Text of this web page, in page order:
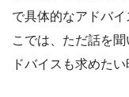
で具体的なアドバ
こでは、ただ話を
ドバイスも求めた